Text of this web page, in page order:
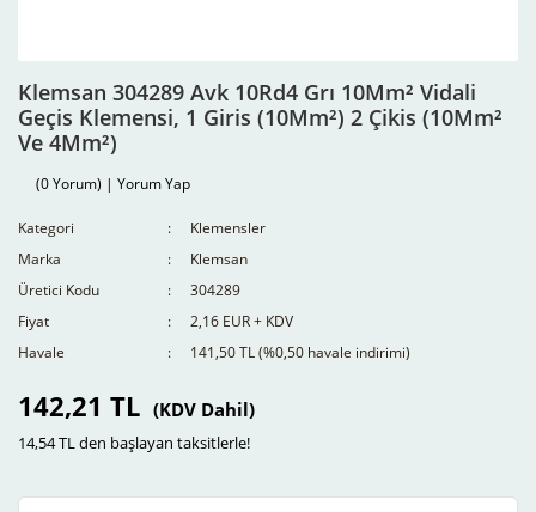
Klemsan 304289 Avk 10Rd4 Grı 10Mm² Vidali
Geçis Klemensi, 1 Giris (10Mm²) 2 Çikis (10Mm²
Ve 4Mm²)
(0 Yorum) | Yorum Yap
Kategori
Klemensler
Marka
Klemsan
Üretici Kodu
304289
Fiyat
2,16 EUR + KDV
Havale
141,50 TL (%0,50 havale indirimi)
142,21 TL (KDV Dahil)
14,54 TL den başlayan taksitlerle!